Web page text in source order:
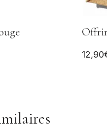
12,90